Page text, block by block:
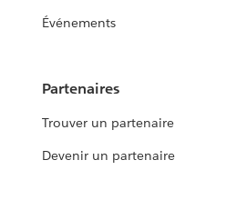
Événements
Partenaires
Trouver un partenaire
Devenir un partenaire